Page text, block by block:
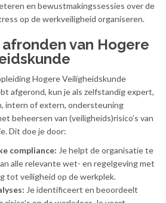
en bewustmakingssessies over de
op de werkveiligheid organiseren.
van Hogere
Hogere Veiligheidskunde
afgerond, kun je als zelfstandig expert,
intern of extern, ondersteuning
beheersen van (veiligheids)risico’s van
Dit doe je door:
compliance: Je helpt de organisatie te
alle relevante wet- en regelgeving met
tot veiligheid op de werkplek.
Je identificeert en beoordeelt